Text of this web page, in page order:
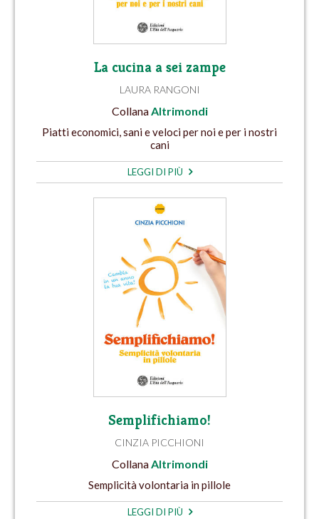
La cucina a sei zampe
LAURA RANGONI
CollanaAltrimondi
Piatti economici, sani e veloci per noi e per i nostri
cani
LEGGI DI PIÙ
Semplifichiamo!
CINZIA PICCHIONI
Collana Altrimondi
Semplicità volontaria in pillole
LEGGI DI PIÙ